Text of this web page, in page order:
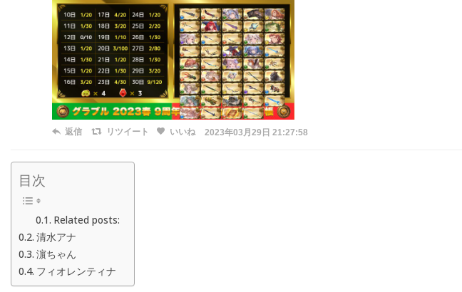
返信 リツイート いいね 2023年03月29日 21:27:58
目次
Related posts:
清水アナ
濵ちゃん
フィオレンティナ